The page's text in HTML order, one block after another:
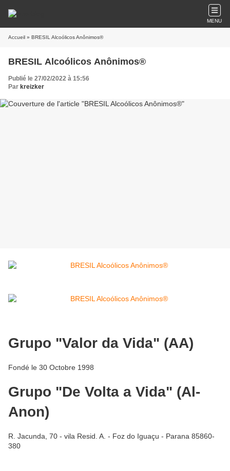
MENU
Accueil » BRESIL Alcoólicos Anônimos®
BRESIL Alcoólicos Anônimos®
Publié le 27/02/2022 à 15:56
Par kreizker
Grupo "Valor da Vida" (AA)
Fondé le 30 Octobre 1998
Grupo "De Volta a Vida" (Al-
Anon)
R. Jacunda, 70 - vila Resid. A. - Foz do Iguaçu - Parana 85860-
380